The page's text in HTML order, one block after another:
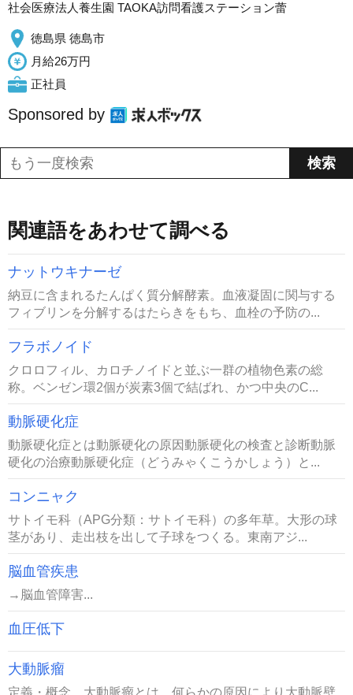
社会医療法人養生園 TAOKA訪問看護ステーション蕾
徳島県 徳島市
月給26万円
正社員
Sponsored by
関連語をあわせて調べる
ナットウキナーゼ
納豆に含まれるたんぱく質分解酵素。血液凝固に関与する
フィブリンを分解するはたらきをもち、血栓の予防の...
フラボノイド
クロロフィル、カロチノイドと並ぶ一群の植物色素の総
称。ベンゼン環2個が炭素3個で結ばれ、かつ中央のC...
動脈硬化症
動脈硬化症とは動脈硬化の原因動脈硬化の検査と診断動脈
硬化の治療動脈硬化症（どうみゃくこうかしょう）と...
コンニャク
サトイモ科（APG分類：サトイモ科）の多年草。大形の球
茎があり、走出枝を出して子球をつくる。東南アジ...
脳血管疾患
→脳血管障害...
血圧低下
大動脈瘤
定義・概念 大動脈瘤とは，何らかの原因により大動脈壁